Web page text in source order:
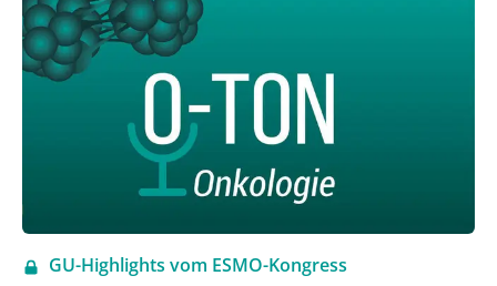
GU-Highlights vom ESMO-Kongress